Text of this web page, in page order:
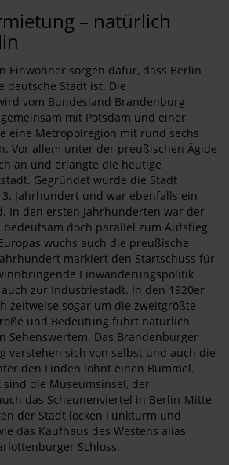
– natürlich
Einwohner sorgen dafür, dass Berlin
deutsche Stadt ist. Die
vom Bundesland Brandenburg
mit Potsdam und einer
eine Metropolregion mit rund sechs
Vor allem unter der preußischen Ägide
an und erlangte die heutige
Gegründet wurde die Stadt
Jahrhundert und war ebenfalls ein
In den ersten Jahrhunderten war der
doch parallel zum Aufstieg
wuchs auch die preußische
markiert den Startschuss für
Einwanderungspolitik
zur Industriestadt. In den 1920er
zeitweise sogar um die zweitgrößte
und Bedeutung führt natürlich
Sehenswertem. Das Brandenburger
verstehen sich von selbst und auch die
den Linden lohnt einen Bummel.
die Museumsinsel, der
das Scheunenviertel in Berlin-Mitte
der Stadt locken Funkturm und
das Kaufhaus des Westens alias
Schloss.